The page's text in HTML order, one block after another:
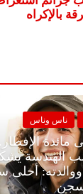
الرئيسية مصر
مقعد شاغر
محمد علي
من
بتضيع في السجن